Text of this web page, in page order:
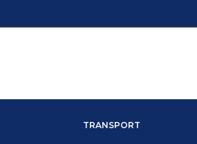
TRANSPORT